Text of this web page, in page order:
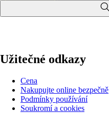
Užitečné odkazy
Cena
Nakupujte online bezpečně
Podmínky používání
Soukromí a cookies